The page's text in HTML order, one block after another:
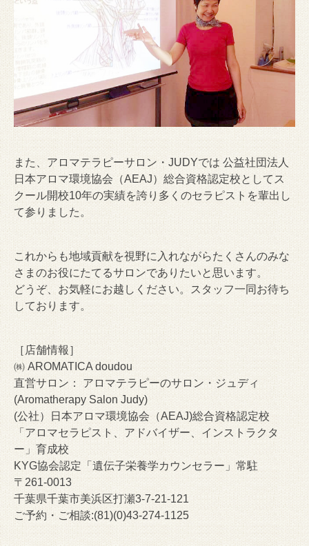
また、アロマテラピーサロン・JUDYでは 公益社団法人
日本アロマ環境協会（AEAJ）総合資格認定校としてス
クール開校10年の実績を誇り多くのセラピストを輩出し
て参りました。
これからも地域貢献を視野に入れながらたくさんのみな
さまのお役にたてるサロンでありたいと思います。
どうぞ、お気軽にお越しください。スタッフ一同お待ち
しております。
［店舗情報］
㈱ AROMATICA doudou
直営サロン： アロマテラピーのサロン・ジュディ
(Aromatherapy Salon Judy)
(公社）日本アロマ環境協会（AEAJ)総合資格認定校
「アロマセラピスト、アドバイザー、インストラクタ
ー」育成校
KYG協会認定「遺伝子栄養学カウンセラー」常駐
〒261-0013
千葉県千葉市美浜区打瀬3-7-21-121
ご予約・ご相談:(81)(0)43-274-1125